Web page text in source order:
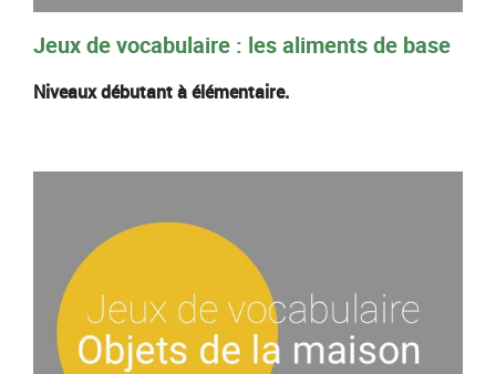
Jeux de vocabulaire : les aliments de base
Niveaux débutant à élémentaire.